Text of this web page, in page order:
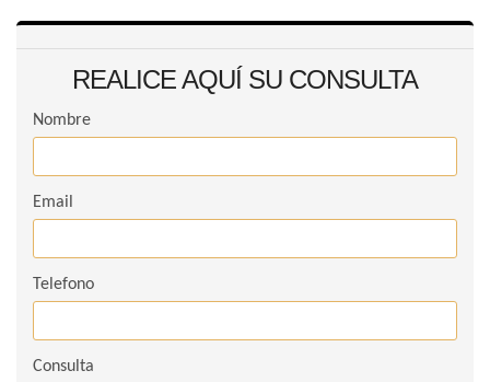
REALICE AQUÍ SU CONSULTA
Nombre
Email
Telefono
Consulta